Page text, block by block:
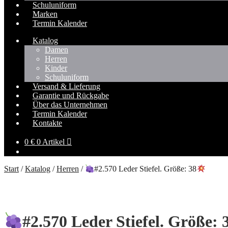
Schuluniform
Marken
Termin Kalender
Katalog
Damen
Herren
Kinder
Schuluniform
Versand & Lieferung
Garantie und Rückgabe
Über das Unternehmen
Termin Kalender
Kontakte
0 € 0 Artikel
Start /Katalog /Herren / #2.570 Leder Stiefel. Größe: 38
#2.570 Leder Stiefel. Größe: